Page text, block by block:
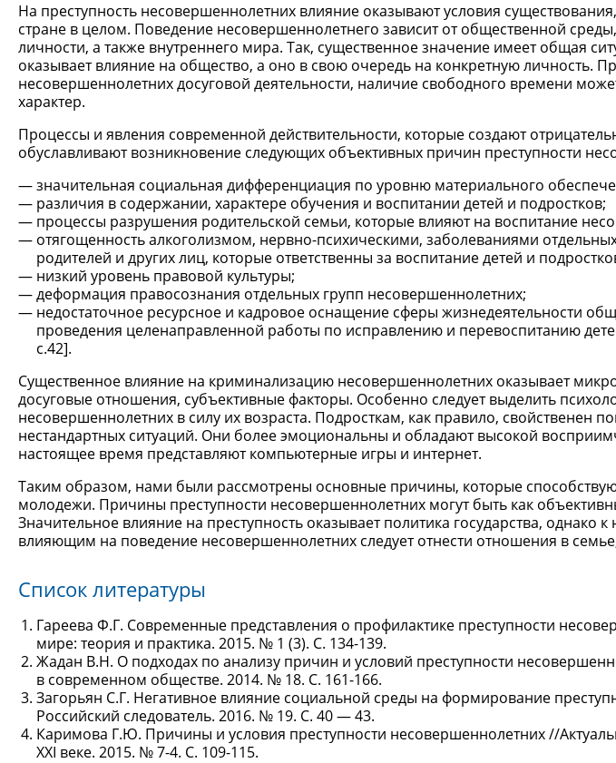
На преступность несовершеннолетних влияние оказывают условия
стране в целом. Поведение несовершеннолетнего зависит от общественной
личности, а также внутреннего мира. Так, существенное значение имеет общая
оказывает влияние на общество, а оно в свою очередь на конкретную личность.
несовершеннолетних досуговой деятельности, наличие свободного времени
характер.
Процессы и явления современной действительности, которые создают
обуславливают возникновение следующих объективных причин преступности
значительная социальная дифференциация по уровню материального
различия в содержании, характере обучения и воспитании детей и подростков;
процессы разрушения родительской семьи, которые влияют на воспитание
отягощенность алкоголизмом, нервно-психическими, заболеваниями
родителей и других лиц, которые ответственны за воспитание детей и
низкий уровень правовой культуры;
деформация правосознания отдельных групп несовершеннолетних;
недостаточное ресурсное и кадровое оснащение сферы жизнедеятельности
проведения целенаправленной работы по исправлению и перевоспитанию
с.42].
Существенное влияние на криминализацию несовершеннолетних оказывает
досуговые отношения, субъективные факторы. Особенно следует выделить
несовершеннолетних в силу их возраста. Подросткам, как правило, свойственен
нестандартных ситуаций. Они более эмоциональны и обладают высокой
настоящее время представляют компьютерные игры и интернет.
Таким образом, нами были рассмотрены основные причины, которые
молодежи. Причины преступности несовершеннолетних могут быть как
Значительное влияние на преступность оказывает политика государства, однако
влияющим на поведение несовершеннолетних следует отнести отношения в
Список литературы
Гареева Ф.Г. Современные представления о профилактике преступности
мире: теория и практика. 2015. № 1 (3). С. 134-139.
Жадан В.Н. О подходах по анализу причин и условий преступности
в современном обществе. 2014. № 18. С. 161-166.
Загорьян С.Г. Негативное влияние социальной среды на формирование
Российский следователь. 2016. № 19. С. 40 — 43.
Каримова Г.Ю. Причины и условия преступности несовершеннолетних //
XXI веке. 2015. № 7-4. С. 109-115.